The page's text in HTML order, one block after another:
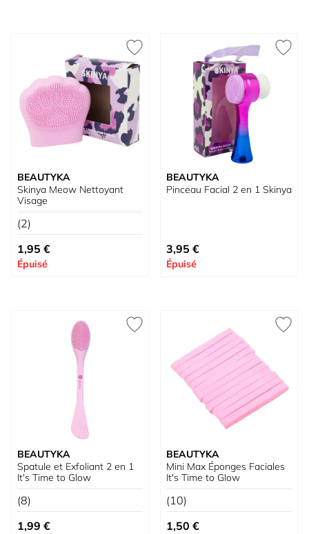
BEAUTYKA
Skinya Meow Nettoyant
Visage
(2)
1,95 €
Épuisé
BEAUTYKA
Pinceau Facial 2 en 1 Skinya
3,95 €
Épuisé
BEAUTYKA
Spatule et Exfoliant 2 en 1
It's Time to Glow
(8)
1,99 €
BEAUTYKA
Mini Max Éponges Faciales
It's Time to Glow
(10)
1,50 €